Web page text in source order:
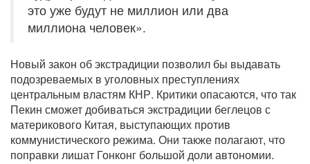
это уже будут не миллион или два
миллиона человек».
Новый закон об экстрадиции позволил бы выдавать
подозреваемых в уголовных преступлениях
центральным властям КНР. Критики опасаются, что так
Пекин сможет добиваться экстрадиции беглецов с
материкового Китая, выступающих против
коммунистического режима. Они также полагают, что
поправки лишат Гонконг большой доли автономии.